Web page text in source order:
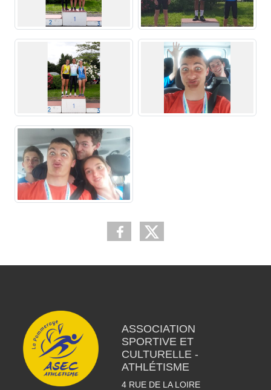
ASSOCIATION
SPORTIVE ET
CULTURELLE -
ATHLÉTISME
4 RUE DE LA LOIRE